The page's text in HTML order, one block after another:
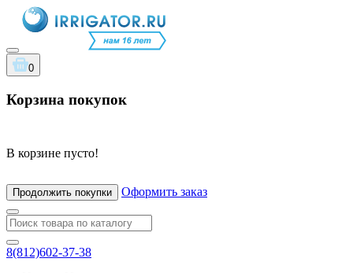
0
Корзина покупок
В корзине пусто!
Продолжить покупки Оформить заказ
8(812)602-37-38